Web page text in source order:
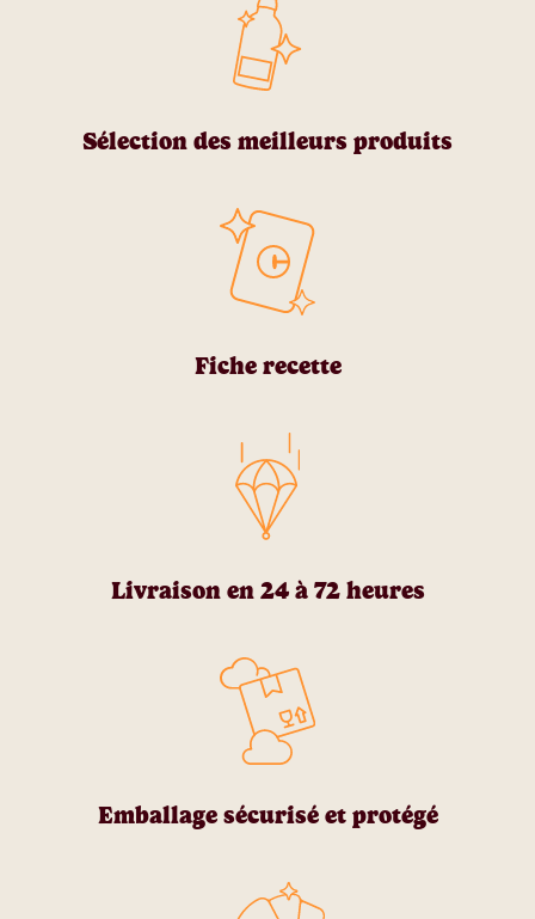
Sélection des meilleurs produits
Fiche recette
Livraison en 24 à 72 heures
Emballage sécurisé et protégé